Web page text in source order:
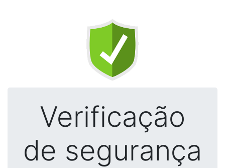
Verificação
de segurança